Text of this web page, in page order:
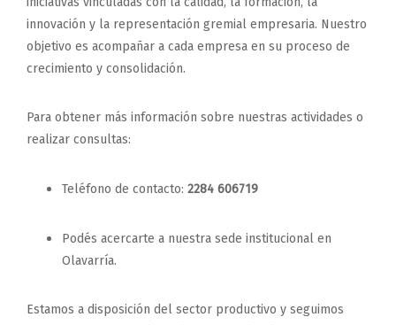
innovación y la representación gremial empresaria. Nuestro
objetivo es acompañar a cada empresa en su proceso de
crecimiento y consolidación.
Para obtener más información sobre nuestras actividades o
realizar consultas:
Teléfono de contacto: 2284 606719
Podés acercarte a nuestra sede institucional en
Olavarría.
Estamos a disposición del sector productivo y seguimos